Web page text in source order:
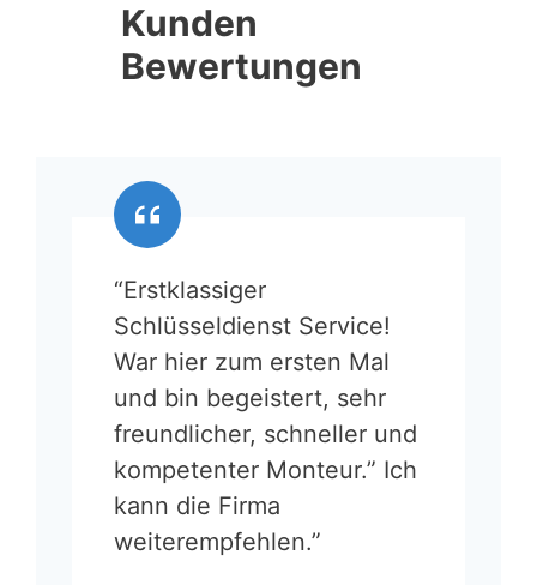
Kunden
Bewertungen
“Erstklassiger
Schlüsseldienst Service!
War hier zum ersten Mal
und bin begeistert, sehr
freundlicher, schneller und
kompetenter Monteur.” Ich
kann die Firma
weiterempfehlen.”